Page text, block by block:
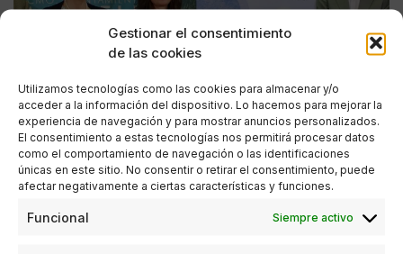
Gestionar el consentimiento
de las cookies
Utilizamos tecnologías como las cookies para almacenar y/o
acceder a la información del dispositivo. Lo hacemos para mejorar la
experiencia de navegación y para mostrar anuncios personalizados.
El consentimiento a estas tecnologías nos permitirá procesar datos
como el comportamiento de navegación o las identificaciones
únicas en este sitio. No consentir o retirar el consentimiento, puede
afectar negativamente a ciertas características y funciones.
Funcional Siempre activo